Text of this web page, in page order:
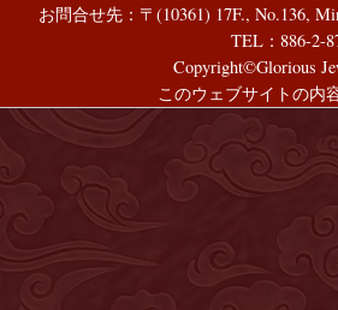
お問合せ先：〒(10361) 17F., No.136,
TEL：886-2-
Copyright©Glorious
このウェブサイトの内